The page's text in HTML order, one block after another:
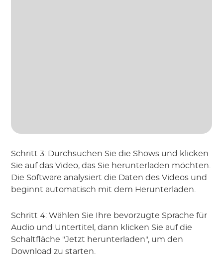
Schritt 3: Durchsuchen Sie die Shows und klicken
Sie auf das Video, das Sie herunterladen möchten.
Die Software analysiert die Daten des Videos und
beginnt automatisch mit dem Herunterladen.
Schritt 4: Wählen Sie Ihre bevorzugte Sprache für
Audio und Untertitel, dann klicken Sie auf die
Schaltfläche "Jetzt herunterladen", um den
Download zu starten.